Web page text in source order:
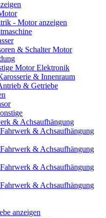
- Motor anzeigen
& Schalter Motor
Motor Elektronik
& Innenraum
& Getriebe
& Achsaufhängung
& Achsaufhängung
& Achsaufhängung
& Achsaufhängung
& Achsaufhängung
anzeigen